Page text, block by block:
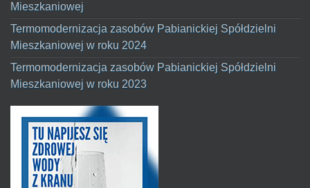
Mieszkaniowej
Termomodernizacja zasobów Pabianickiej Spółdzielni
Mieszkaniowej w roku 2024
Termomodernizacja zasobów Pabianickiej Spółdzielni
Mieszkaniowej w roku 2023